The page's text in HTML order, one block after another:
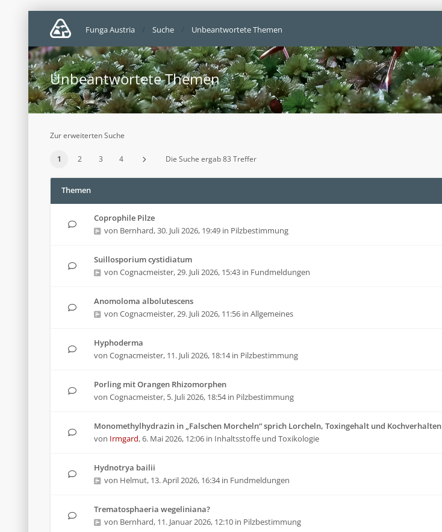
Funga Austria Suche Unbeantwortete Themen
Unbeantwortete Themen
Zur erweiterten Suche
1 2 3 4 Die Suche ergab 83 Treffer
Themen
Coprophile Pilze
von Bernhard,30. Juli 2026, 19:49 in Pilzbestimmung
Suillosporium cystidiatum
von Cognacmeister,29. Juli 2026, 15:43 in Fundmeldungen
Anomoloma albolutescens
von Cognacmeister,29. Juli 2026, 11:56 in Allgemeines
Hyphoderma
von Cognacmeister, 11. Juli 2026, 18:14in Pilzbestimmung
Porling mit Orangen Rhizomorphen
von Cognacmeister, 5. Juli 2026, 18:54in Pilzbestimmung
Monomethylhydrazin in „Falschen Morcheln“ sprich Lorcheln, Toxingehalt und Kochverhalten
von Irmgard,6. Mai 2026, 12:06 in Inhaltsstoffe und Toxikologie
Hydnotrya bailii
von Helmut, 13. April 2026, 16:34in Fundmeldungen
Trematosphaeria wegeliniana?
von Bernhard, 11. Januar 2026, 12:10 in Pilzbestimmung